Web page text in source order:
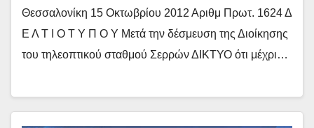
Θεσσαλονίκη 15 Οκτωβρίου 2012 Αριθμ Πρωτ. 1624 Δ
Ε Λ Τ Ι Ο Τ Υ Π Ο Υ Μετά την δέσμευση της Διοίκησης
του τηλεοπτικού σταθμού Σερρών ΔΙΚΤΥΟ ότι μέχρι…